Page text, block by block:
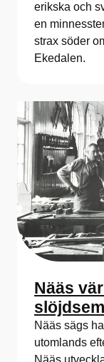
erikska och
en
strax söder
Ekedalen.
Nääs
Nääs sägs
utomlands
Nääs